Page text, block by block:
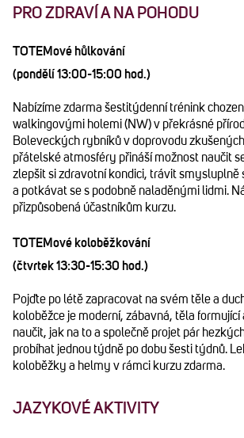
PRO ZDRAVÍ A NA POHODU
TOTEMové hůlkování
(pondělí 13:00-15:00 hod.)
Nabízíme zdarma šestitýdenní trénink
walkingovými holemi (NW) v překrásné
Boleveckých rybníků v doprovodu
přátelské atmosféry přináší možnost naučit
zlepšit si zdravotní kondici, trávit smysluplně
a potkávat se s podobně naladěnými lidmi.
přizpůsobená účastníkům kurzu.
TOTEMové koloběžkování
(čtvrtek 13:30-15:30 hod.)
Pojďte po létě zapracovat na svém těle a
koloběžce je moderní, zábavná, těla
naučit, jak na to a společně projet pár
probíhat jednou týdně po dobu šesti týdnů.
koloběžky a helmy v rámci kurzu zdarma.
JAZYKOVÉ AKTIVITY